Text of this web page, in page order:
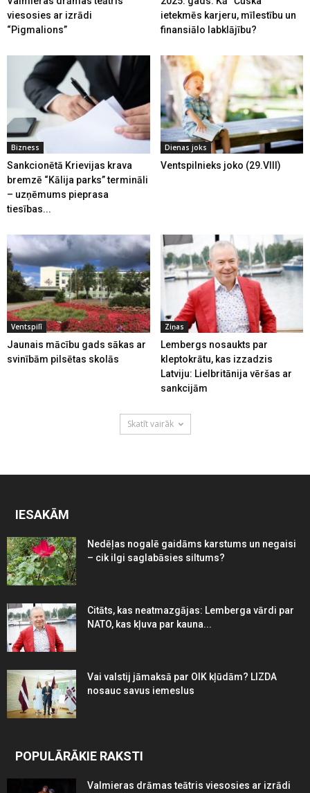
viesosies ar izrādi
“Pigmalions”
ietekmēs karjeru, mīlestību un
finansiālo labklājību?
Bizness
Sankcionētā Krievijas krava
bremzē “Kālija parks” termināli
– uzņēmums pieprasa
tiesības...
Dienas joks
Ventspilnieks joko (29.VIII)
Ventspilī
Jaunais mācību gads sākas ar
svinībām pilsētas skolās
Ziņas
Lembergs nosaukts par
kleptokrātu, kas izzadzis
Latviju: Lielbritānija vēršas ar
sankcijām
Skatīt vairāk
IESAKĀM
Nedēļas nogalē gaidāms karstums un negaisi
– cik ilgi saglabāsies siltums?
Citāts, kas neatmazgājas: Lemberga vārdi par
NATO, kas kļuva par kauna...
Vai valstij jāmaksā par OIK kļūdām? LIZDA
nosauc savus iemeslus
POPULĀRĀKIE RAKSTI
Valmieras drāmas teātris viesosies ar izrādi